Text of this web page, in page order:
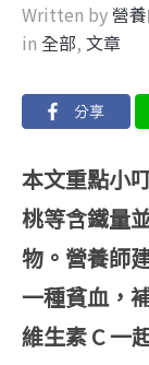
Written by營
in 全部, 文章
本文重點小
桃等含鐵量
物。營養師
一種貧血，
維生素 C 一